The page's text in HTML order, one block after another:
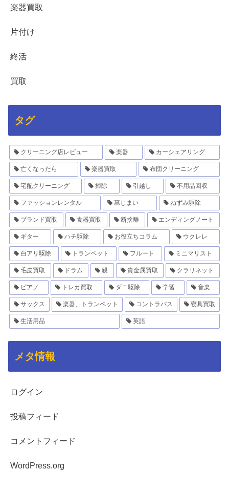
楽器買取
片付け
終活
買取
タグ
クリーニング店レビュー 楽器 カーシェアリング
亡くなったら 楽器買取 布団クリーニング
宅配クリーニング 掃除 引越し 不用品回収
ファッションレンタル 墓じまい ねずみ駆除
ブランド買取 食器買取 断捨離 エンディングノート
ギター ハチ駆除 お役立ちコラム ウクレレ
白アリ駆除 トランペット フルート ミニマリスト
毛皮買取 ドラム 親 貴金属買取 クラリネット
ピアノ トレカ買取 ダニ駆除 学習 音楽
サックス 楽器、トランペット コントラバス 寝具買取
生活用品 英語
メタ情報
ログイン
投稿フィード
コメントフィード
WordPress.org